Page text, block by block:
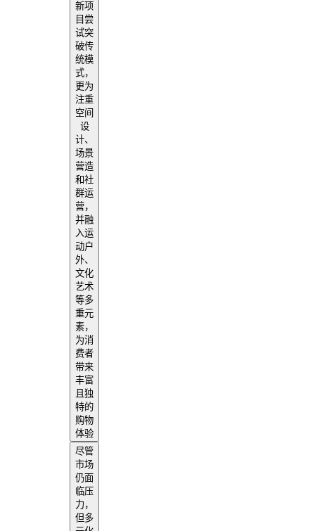
新项
目尝
试突
破传
统模
式，
更为
注重
空间
设
计、
场景
营造
和社
群运
营，
并融
入运
动户
外、
文化
艺术
等多
重元
素，
为消
费者
带来
丰富
且独
特的
购物
体验
尽管
市场
仍面
临压
力，
但多